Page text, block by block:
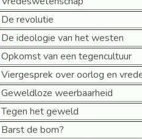
De revolutie
De ideologie van het westen
Opkomst van een tegencultuur
Viergesprek over oorlog en
Geweldloze weerbaarheid
Tegen het geweld
Barst de bom?